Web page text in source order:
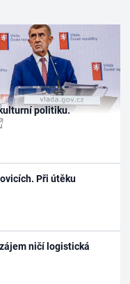
politiku.
Při útěku
ničí logistická